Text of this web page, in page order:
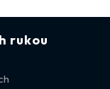
rukou